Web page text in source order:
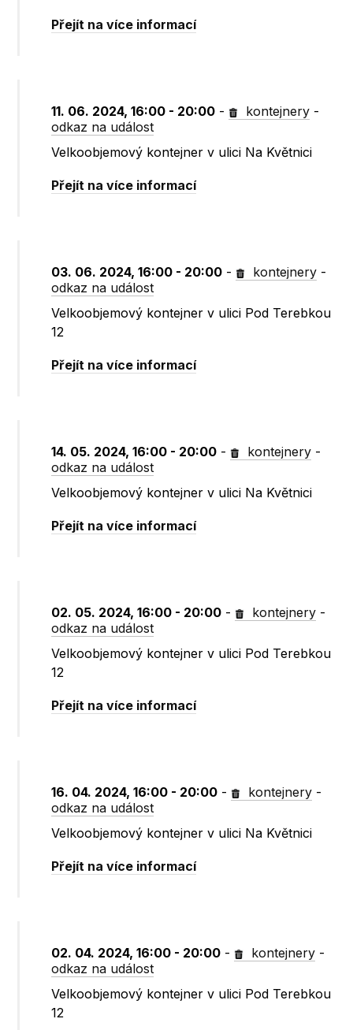
Přejít na více informací
11. 06. 2024, 16:00 - 20:00 - kontejnery -
odkaz na událost
Velkoobjemový kontejner v ulici Na Květnici
Přejít na více informací
03. 06. 2024, 16:00 - 20:00 - kontejnery -
odkaz na událost
Velkoobjemový kontejner v ulici Pod Terebkou
12
Přejít na více informací
14. 05. 2024, 16:00 - 20:00 - kontejnery -
odkaz na událost
Velkoobjemový kontejner v ulici Na Květnici
Přejít na více informací
02. 05. 2024, 16:00 - 20:00 - kontejnery -
odkaz na událost
Velkoobjemový kontejner v ulici Pod Terebkou
12
Přejít na více informací
16. 04. 2024, 16:00 - 20:00 - kontejnery -
odkaz na událost
Velkoobjemový kontejner v ulici Na Květnici
Přejít na více informací
02. 04. 2024, 16:00 - 20:00 - kontejnery -
odkaz na událost
Velkoobjemový kontejner v ulici Pod Terebkou
12